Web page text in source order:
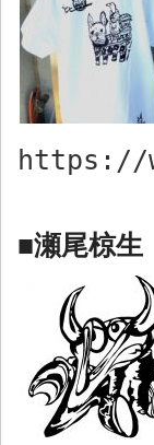
https://
■瀬尾椋生